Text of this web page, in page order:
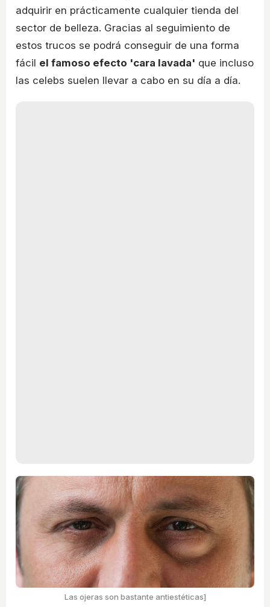
adquirir en prácticamente cualquier tienda del
sector de belleza. Gracias al seguimiento de
estos trucos se podrá conseguir de una forma
fácil el famoso efecto 'cara lavada' que incluso
las celebs suelen llevar a cabo en su día a día.
Las ojeras son bastante antiestéticas]